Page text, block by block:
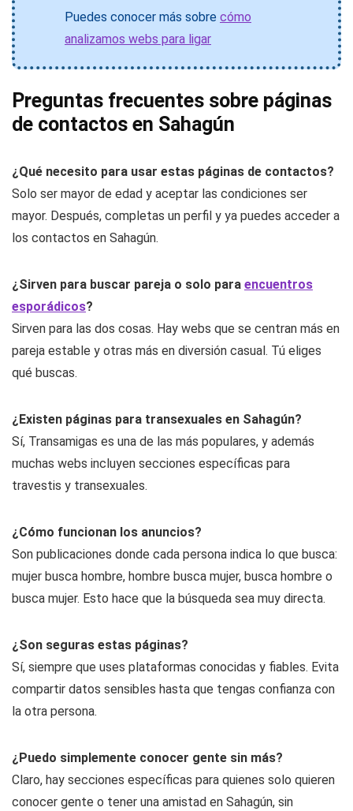
Experiencia general de uso en móvil y
ordenador
analizamos webs para ligar
Preguntas frecuentes sobre páginas
de contactos en Sahagún
¿Qué necesito para usar estas páginas de contactos?
mayor. Después, completas un perfil y ya puedes acceder a
los contactos en Sahagún.
¿Sirven para buscar pareja o solo paraencuentros
esporádicos
pareja estable y otras más en diversión casual. Tú eliges
qué buscas.
¿Existen páginas para transexuales en Sahagún?
muchas webs incluyen secciones específicas para
travestis y transexuales.
¿Cómo funcionan los anuncios?
mujer busca hombre, hombre busca mujer, busca hombre o
busca mujer. Esto hace que la búsqueda sea muy directa.
¿Son seguras estas páginas?
compartir datos sensibles hasta que tengas confianza con
la otra persona.